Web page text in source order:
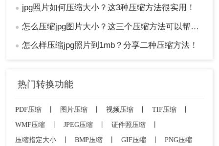
● jpg照片如何压缩大小？这3种压缩方法很实用！
● 怎么压缩jpg图片大小？这三个压缩方法可以帮助你！
● 怎么样压缩jpg照片到1mb？分享二种压缩方法！
热门转换功能
PDF压缩 图片压缩 视频压缩 TIF压缩
WMF压缩
JPEG压缩 证件照压缩
压缩指定大小
BMP压缩 GIF压缩 PNG压缩